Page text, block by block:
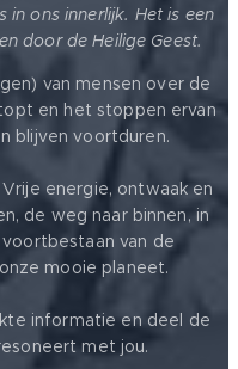
in ons innerlijk. Het is een
door de Heilige Geest.
van mensen over de
en het stoppen ervan
blijven voortduren.
energie, ontwaak en
de weg naar binnen, in
van de
mooie planeet.
informatie en deel de
met jou.